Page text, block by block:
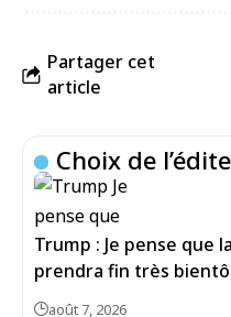
Partager cet
article
Choix de
Trump : Je pense que
prendra fin très
août 7, 2026